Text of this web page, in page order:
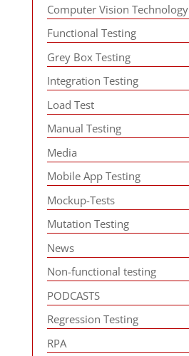
Computer Vision Technology
Functional Testing
Grey Box Testing
Integration Testing
Load Test
Manual Testing
Media
Mobile App Testing
Mockup-Tests
Mutation Testing
News
Non-functional testing
PODCASTS
Regression Testing
RPA